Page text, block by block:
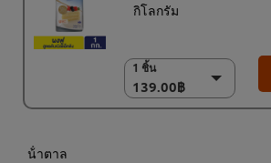
กิโลกรัม
1 ชิ้น
139.00฿
1 ชิ้น
139.00฿
18 x 1 กก.
น้ําตาล